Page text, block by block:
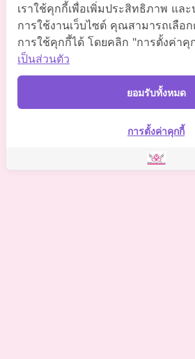
Somchaiclinic คลินิกแพทย์สมชาย
Somchaiclinic
2021 Somchai Clinic. All Rights
เราใช้คุกกี้เพื่อเพิ่มประสิทธิภาพ แล
การใช้งานเว็บไซต์ คุณสามารถเลือ
การใช้คุกกี้ได้ โดยคลิก "การตั้งค่าคุ
เป็นส่วนตัว
ยอมรับทั้งหมด
การตั้งค่าคุกกี้